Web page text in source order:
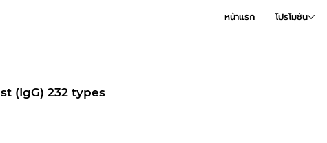
หน้าแรก โปรโมชัน
(IgG) 232 types